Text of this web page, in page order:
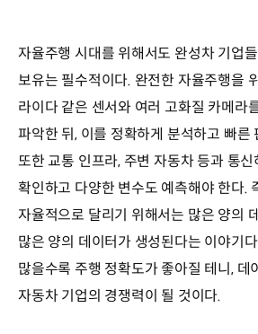
자율주행 시대를 위해서도 완성차 기업
보유는 필수적이다. 완전한 자율주행을
라이다 같은 센서와 여러 고화질 카메라
파악한 뒤, 이를 정확하게 분석하고 빠른
또한 교통 인프라, 주변 자동차 등과 통
확인하고 다양한 변수도 예측해야 한다.
자율적으로 달리기 위해서는 많은 양의
많은 양의 데이터가 생성된다는 이야기
많을수록 주행 정확도가 좋아질 테니, 데
자동차 기업의 경쟁력이 될 것이다.